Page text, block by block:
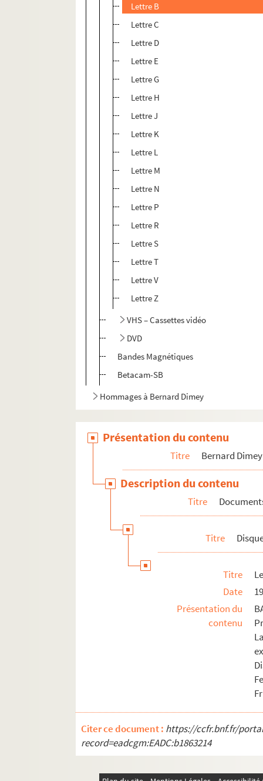
Lettre B
Lettre C
Lettre D
Lettre E
Lettre G
Lettre H
Lettre J
Lettre K
Lettre L
Lettre M
Lettre N
Lettre P
Lettre R
Lettre S
Lettre T
Lettre V
Lettre Z
VHS – Cassettes vidéo
DVD
Bandes Magnétiques
Betacam-SB
Hommages à Bernard Dimey
Présentation du contenu
Titre Bernard Dimey
Description du contenu
Titre
Titre
Titre
Date
Présentation du
contenu
Citer ce document : https://ccfr.bnf.fr/
record=eadcgm:EADC:b1863214